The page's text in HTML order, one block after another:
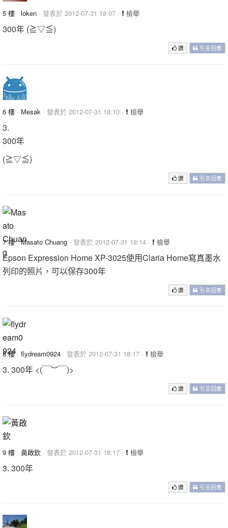
5 樓 · loken · 發表於 2012-07-31 18:07 · 檢舉
300年 (≧▽≦)
讚 引言回應
6 樓 · Mesak · 發表於 2012-07-31 18:10 · 檢舉
3.
300年
(≧▽≦)
讚 引言回應
7 樓·Masato Chuang · 發表於 2012-07-31 18:14 · 檢舉
Epson Expression Home XP-3025使用Claria Home寫真墨水
列印的照片，可以保存300年
讚 引言回應
8 樓· flydream0924 · 發表於 2012-07-31 18:17 · 檢舉
3. 300年 <(￣︶￣)>
讚 引言回應
9 樓 · 黃啟欽 · 發表於 2012-07-31 18:17 · 檢舉
3. 300年
讚 引言回應